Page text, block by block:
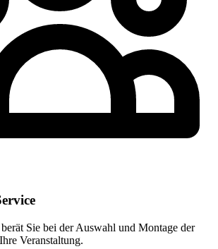
Sie bei der Auswahl und Montage der
Veranstaltung.